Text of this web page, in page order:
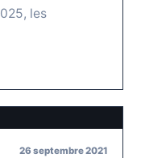
les
26 septembre 2021